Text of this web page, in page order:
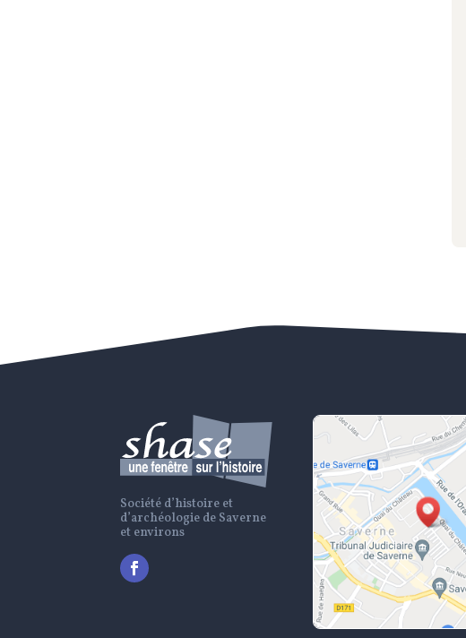
Société d’histoire et
d’archéologie de Saverne
et environs